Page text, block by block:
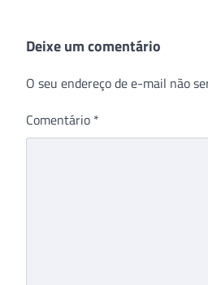
Deixe um comentário
O seu endereço de e-mail não
Comentário *